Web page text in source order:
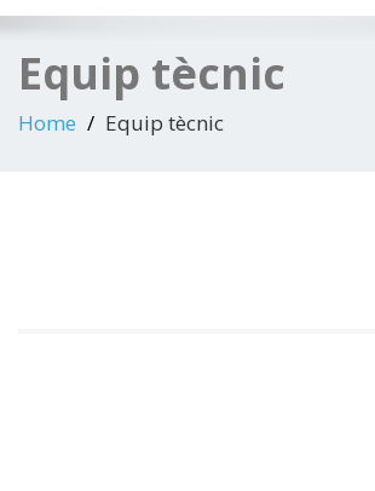
Equip tècnic
Home Equip tècnic